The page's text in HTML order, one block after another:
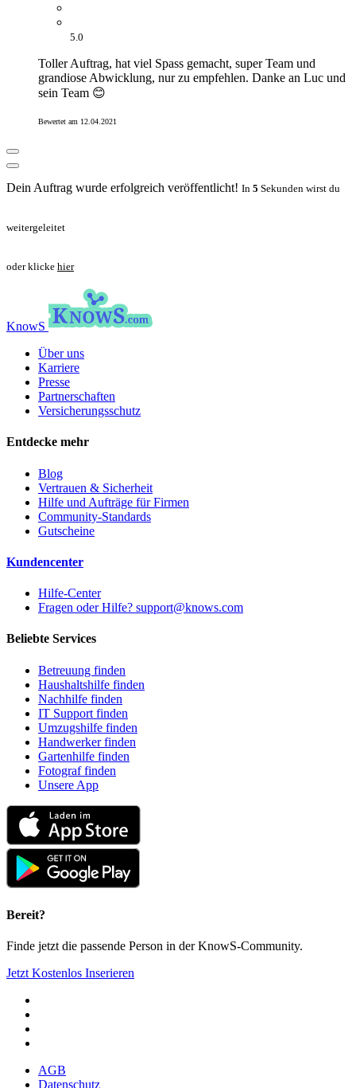
5.0
Toller Auftrag, hat viel Spass gemacht, super Team und
grandiose Abwicklung, nur zu empfehlen. Danke an Luc und
sein Team 😊
Bewertet am 12.04.2021
Dein Auftrag wurde erfolgreich veröffentlicht! In 5 Sekunden wirst du
weitergeleitet
oder klicke hier
KnowS
Über uns
Karriere
Presse
Partnerschaften
Versicherungsschutz
Entdecke mehr
Blog
Vertrauen & Sicherheit
Hilfe und Aufträge für Firmen
Community-Standards
Gutscheine
Kundencenter
Hilfe-Center
Fragen oder Hilfe? support@knows.com
Beliebte Services
Betreuung finden
Haushaltshilfe finden
Nachhilfe finden
IT Support finden
Umzugshilfe finden
Handwerker finden
Gartenhilfe finden
Fotograf finden
Unsere App
Bereit?
Finde jetzt die passende Person in der KnowS-Community.
Jetzt Kostenlos Inserieren
AGB
Datenschutz